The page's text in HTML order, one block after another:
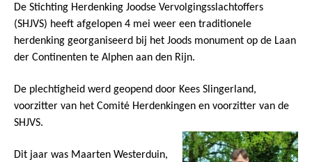
De Stichting Herdenking Joodse Vervolgingsslachtoffers
(SHJVS) heeft afgelopen 4 mei weer een traditionele
herdenking georganiseerd bij het Joods monument op de Laan
der Continenten te Alphen aan den Rijn.
De plechtigheid werd geopend door Kees Slingerland,
voorzitter van het Comité Herdenkingen en voorzitter van de
SHJVS.
Dit jaar was Maarten Westerduin,